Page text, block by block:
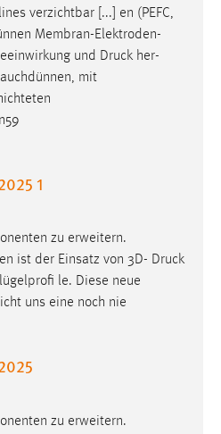
verzichtbar [...] en (PEFC,
Membran-Elektroden-
und Druck her-
mit
1
zu erweitern.
ist der Einsatz von 3D- Druck
le. Diese neue
uns eine noch nie
zu erweitern.